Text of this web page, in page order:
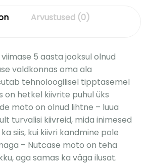
Arvustused (0)
5 aasta jooksul olnud
valdkonnas oma ala
tehnoloogilisel tipptasemel
on hetkel kiivrite puhul üks
moto on olnud lihtne – luua
turvalisi kiivreid, mida inimesed
siis, kui kiivri kandmine pole
– Nutcase moto on teha
aga samas ka väga ilusat.